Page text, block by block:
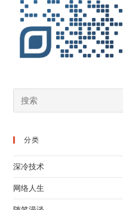
分类
深冷技术
网络人生